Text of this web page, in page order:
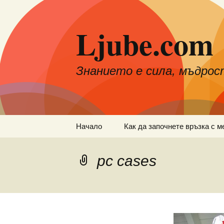
съдържанието
Ljube.com
Знанието е сила,
Начало Как да започнете връзка с
pc cases